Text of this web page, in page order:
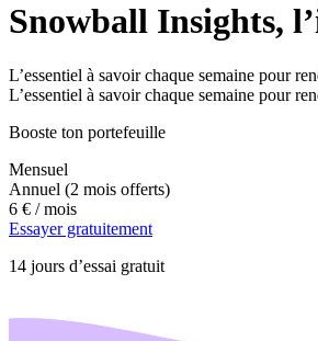
Snowball Insights,
L’essentiel à savoir chaque semaine pour
L’essentiel à savoir chaque semaine pour
Booste ton portefeuille
Mensuel
Annuel (2 mois offerts)
6 € / mois
Essayer gratuitement
14 jours d’essai gratuit